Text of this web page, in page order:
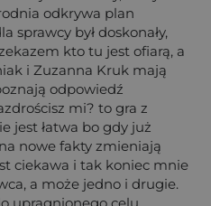
odkrywa plan
sprawcy był doskonały,
kto tu jest ofiarą, a
i Zuzanna Kruk mają
odpowiedź
mi? to gra z
jest łatwa bo gdy już
nowe fakty zmieniają
ciekawa i tak koniec mnie
a może jedno i drugie.
upragnionego celu,